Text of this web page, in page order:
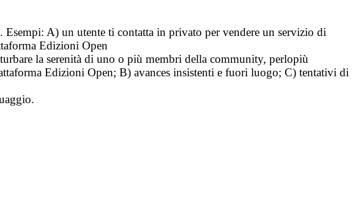
A) un utente ti contatta in privato per vendere un servizio di
Edizioni Open
la serenità di uno o più membri della community, perlopiù
Edizioni Open; B) avances insistenti e fuori luogo; C) tentativi di